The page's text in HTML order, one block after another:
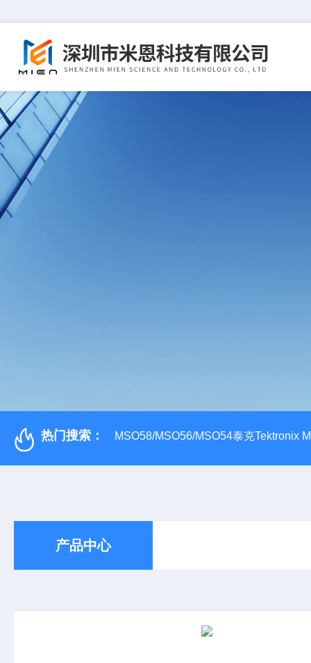
热门搜索： MSO58/MSO56/MSO54泰克Tektronix
产品中心